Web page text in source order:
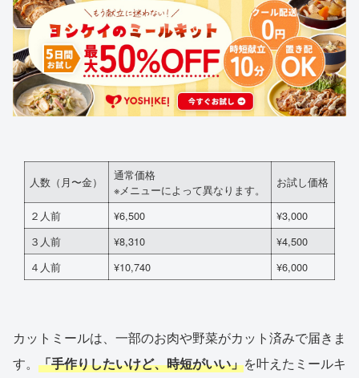
人数（月〜金）
通常価格
※メニューによって異なります。
お試し価格
２人前 ¥6,500
¥3,000
３人前
¥8,310
¥4,500
４人前
¥10,740 ¥6,000
カットミールは、一部のお肉や野菜がカット済みで届きま
す。 「手作りしたいけど、時短がいい」を叶えたミールキ